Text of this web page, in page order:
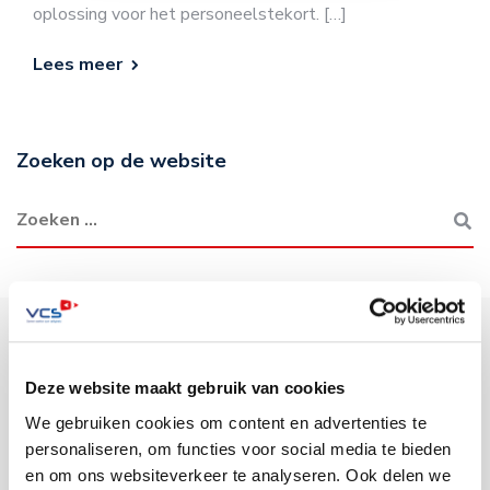
Deze website maakt gebruik van cookies
We gebruiken cookies om content en advertenties te
personaliseren, om functies voor social media te bieden
en om ons websiteverkeer te analyseren. Ook delen we
oplossing voor het personeelstekort. […]
Lees meer
Zoeken op de website
Sectoren